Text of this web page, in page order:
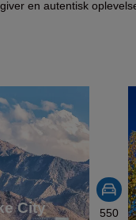
en autentisk
City
550